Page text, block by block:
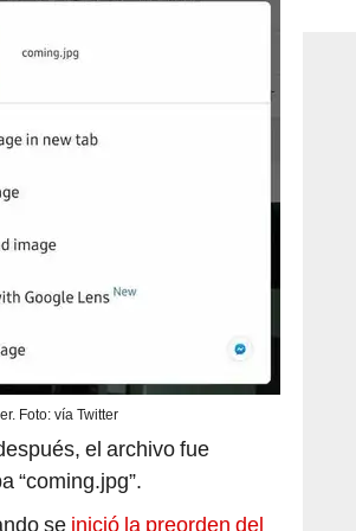
Foto: vía Twitter
el archivo fue
“coming.jpg”.
se inició la preorden del